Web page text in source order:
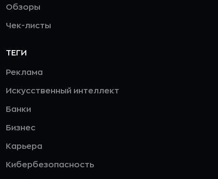
Обзоры
Чек-листы
ТЕГИ
Реклама
Искусственный интеллект
Банки
Бизнес
Карьера
Кибербезопасность